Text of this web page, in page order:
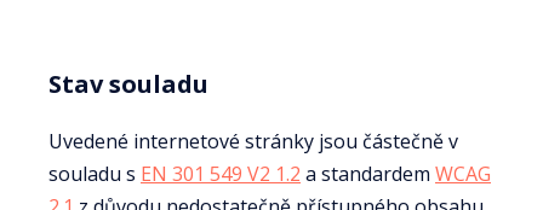
Stav souladu
Uvedené internetové stránky jsou částečně v
souladu s EN 301 549 V2 1.2 a standardem WCAG